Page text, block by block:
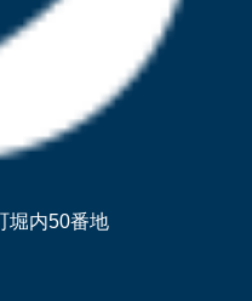
堀内50番地